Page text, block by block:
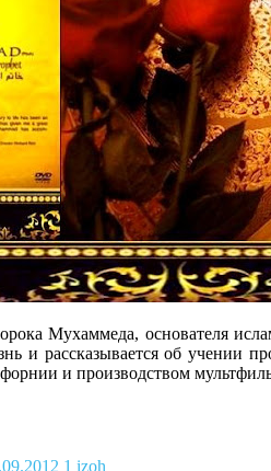
Мухаммеда, основателя
и рассказывается об учении
и производством
1 izoh